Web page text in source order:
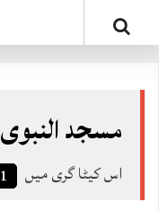
مسجد النبوی
اس کیٹا گری میں 1